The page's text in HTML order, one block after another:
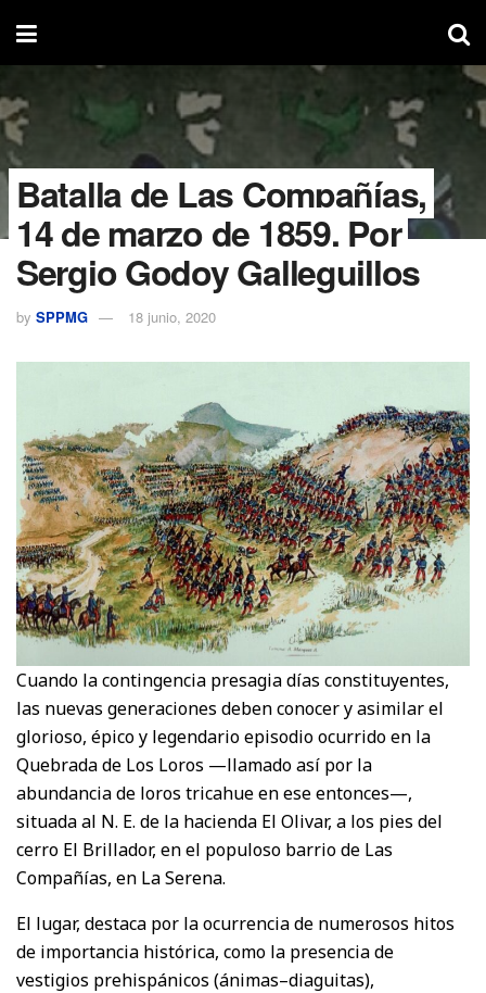
Batalla de Las Compañías,
14 de marzo de 1859. Por
Sergio Godoy Galleguillos
by SPPMG 18 junio, 2020
Cuando la contingencia presagia días constituyentes,
las nuevas generaciones deben conocer y asimilar el
glorioso, épico y legendario episodio ocurrido en la
Quebrada de Los Loros —llamado así por la
abundancia de loros tricahue en ese entonces—,
situada al N. E. de la hacienda El Olivar, a los pies del
cerro El Brillador, en el populoso barrio de Las
Compañías, en La Serena.
El lugar, destaca por la ocurrencia de numerosos hitos
de importancia histórica, como la presencia de
vestigios prehispánicos (ánimas–diaguitas),